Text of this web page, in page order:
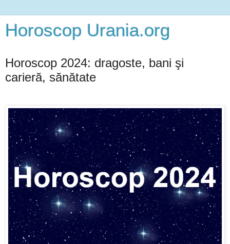
Horoscop Urania.org
Horoscop 2024: dragoste, bani şi
carieră, sănătate